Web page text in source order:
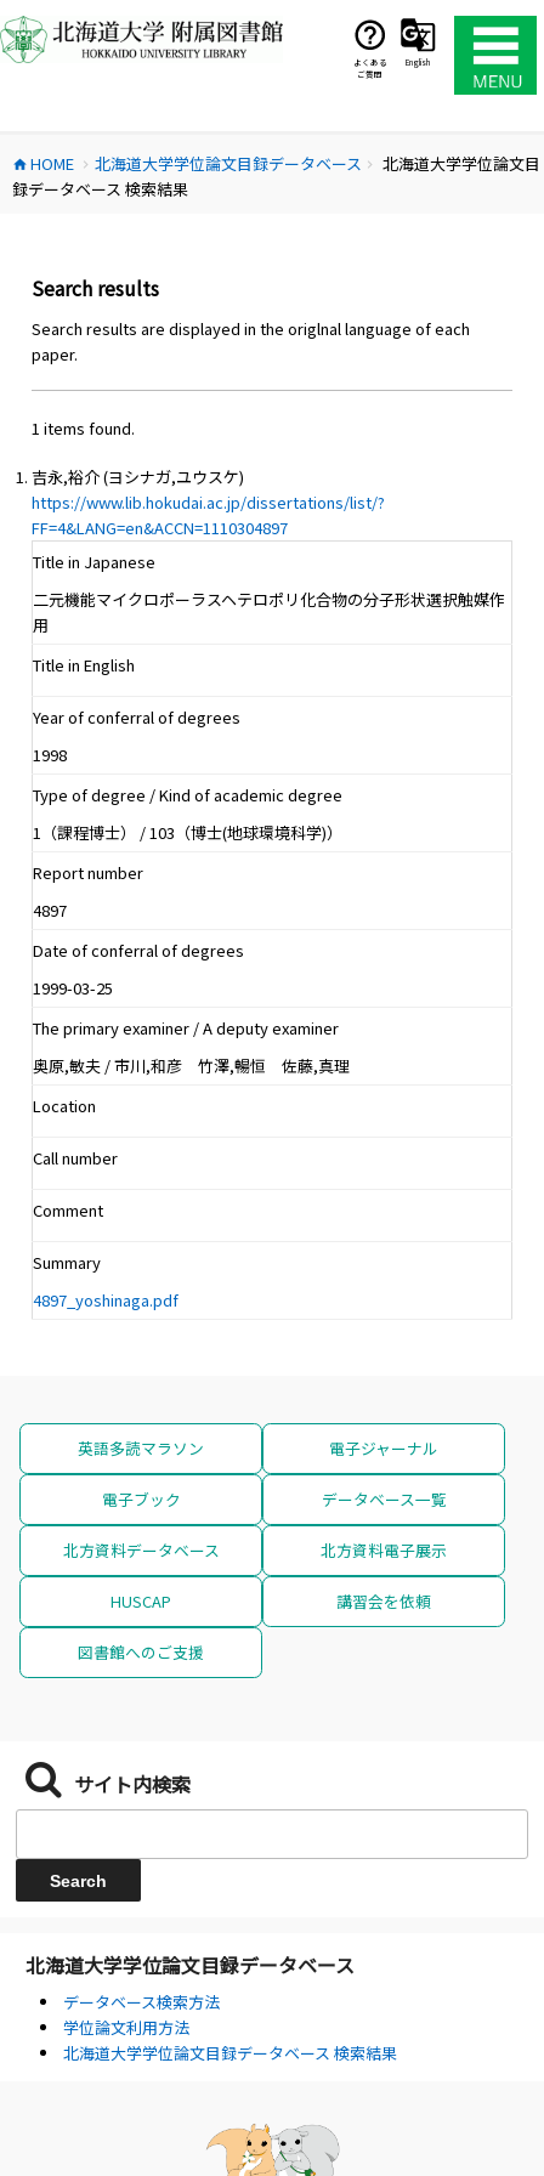
ン
テ
ス
キ
よくある
ご質問
English
home HOME chevron_right 北海道大学学位論文目録データベース chevron_right
北海道大学学位論文目
録データベース 検索結果
Search results
Search results are displayed in the origlnal language of each
paper.
1 items found.
吉永,裕介 (ヨシナガ,ユウスケ)
https://www.lib.hokudai.ac.jp/dissertations/list/?
FF=4&LANG=en&ACCN=1110304897
Title in Japanese
二元機能マイクロポーラスヘテロポリ化合物の分子形状選択触媒作
用
Title in English
Year of conferral of degrees
1998
Type of degree / Kind of academic degree
1（課程博士） / 103（博士(地球環境科学)）
Report number
4897
Date of conferral of degrees
1999-03-25
The primary examiner / A deputy examiner
奥原,敏夫 / 市川,和彦 竹澤,暢恒 佐藤,真理
Location
Call number
Comment
Summary
4897_yoshinaga.pdf
英語多読マラソン 電子ジャーナル
電子ブック データベース一覧
北方資料データベース 北方資料電子展示
HUSCAP 講習会を依頼
図書館へのご支援
サイト内検索
北海道大学学位論文目録データベース
データベース検索方法
学位論文利用方法
北海道大学学位論文目録データベース 検索結果